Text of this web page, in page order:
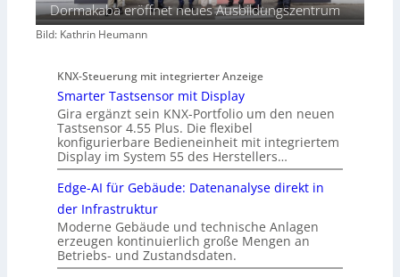
Dormakaba eröffnet neues Ausbildungszentrum
Bild: Kathrin Heumann
KNX-Steuerung mit integrierter Anzeige
Smarter Tastsensor mit Display
Gira ergänzt sein KNX-Portfolio um den neuen
Tastsensor 4.55 Plus. Die flexibel
konfigurierbare Bedieneinheit mit integriertem
Display im System 55 des Herstellers…
Edge-AI für Gebäude: Datenanalyse direkt in
der Infrastruktur
Moderne Gebäude und technische Anlagen
erzeugen kontinuierlich große Mengen an
Betriebs- und Zustandsdaten.